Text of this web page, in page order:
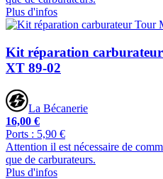
Plus d'infos
Kit réparation
XT 89-02
La Bécanerie
16,00 €
Ports : 5,90 €
Attention il est nécessaire de
que de carburateurs.
Plus d'infos